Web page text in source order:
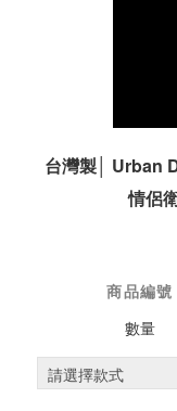
台灣製│ Urban
情侶
商品編號
數量